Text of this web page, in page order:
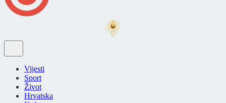
Vijesti
Sport
Život
Hrvatska